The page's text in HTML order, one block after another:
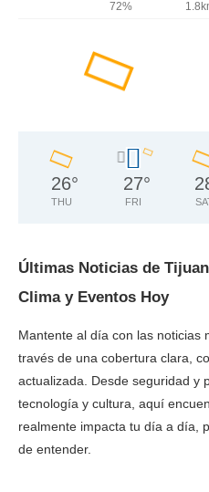
72%
26°
THU
27°
FRI
Últimas Noticias de
Clima y Eventos Hoy
Mantente al día con las noticias
través de una cobertura clara,
actualizada. Desde seguridad y
tecnología y cultura, aquí
realmente impacta tu día a día,
de entender.